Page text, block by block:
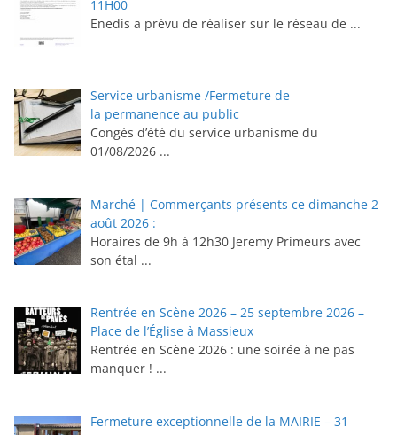
11H00
Enedis a prévu de réaliser sur le réseau de ...
Service urbanisme /Fermeture de
la permanence au public
Congés d’été du service urbanisme du
01/08/2026 ...
Marché | Commerçants présents ce dimanche 2
août 2026 :
Horaires de 9h à 12h30 ⁠Jeremy Primeurs avec
son étal ...
Rentrée en Scène 2026 – 25 septembre 2026 –
Place de l’Église à Massieux
Rentrée en Scène 2026 : une soirée à ne pas
manquer ! ...
Fermeture exceptionnelle de la MAIRIE – 31